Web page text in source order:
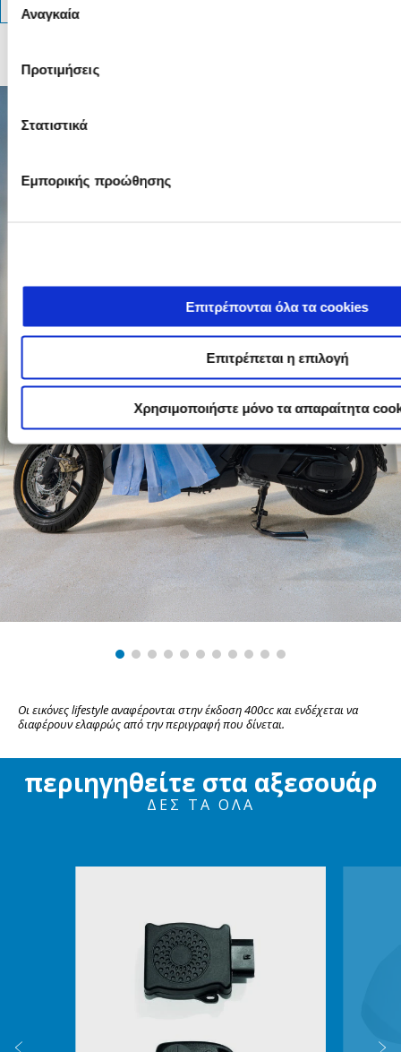
συγκατάθεσης
Αναγκαία
Προτιμήσεις
Στατιστικά
Εμπορικής προώθησης
Επιτρέπονται όλα τα cookies
Επιτρέπεται η επιλογή
Χρησιμοποιήστε μόνο τα απαραίτητα
Οι εικόνες lifestyle αναφέρονται στην έκδοση 400cc και ενδέχεται να
διαφέρουν ελαφρώς από την περιγραφή που δίνεται.
περιηγηθείτε στα αξεσουάρ
ΔΕΣ ΤΑ ΌΛΑ